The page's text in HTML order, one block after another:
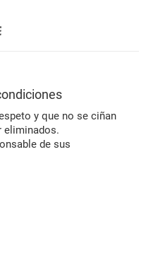
y que no se ciñan
eliminados.
de sus